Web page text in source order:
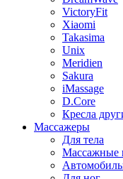
VictoryFit
Xiaomi
Takasima
Unix
Meridien
Sakura
iMassage
D.Core
Кресла
Массажеры
Для тела
Массажные